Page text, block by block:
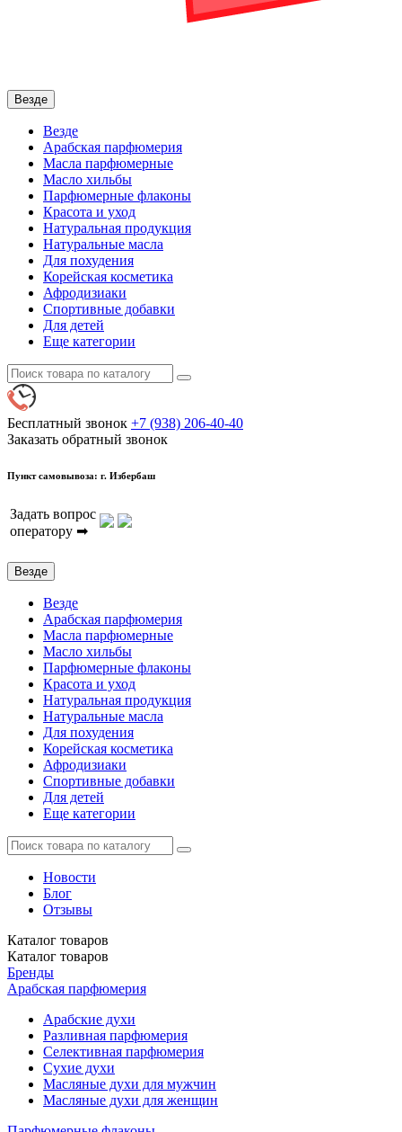
Везде
Везде
Арабская парфюмерия
Масла парфюмерные
Масло хильбы
Парфюмерные флаконы
Красота и уход
Натуральная продукция
Натуральные масла
Для похудения
Корейская косметика
Афродизиаки
Спортивные добавки
Для детей
Еще категории
Бесплатный звонок +7 (938) 206-40-40
Заказать обратный звонок
Пункт самовывоза: г. Избербаш
Задать вопрос
оператору ➡
Везде
Везде
Арабская парфюмерия
Масла парфюмерные
Масло хильбы
Парфюмерные флаконы
Красота и уход
Натуральная продукция
Натуральные масла
Для похудения
Корейская косметика
Афродизиаки
Спортивные добавки
Для детей
Еще категории
Новости
Блог
Отзывы
Каталог товаров
Каталог товаров
Бренды
Арабская парфюмерия
Арабские духи
Разливная парфюмерия
Селективная парфюмерия
Сухие духи
Масляные духи для мужчин
Масляные духи для женщин